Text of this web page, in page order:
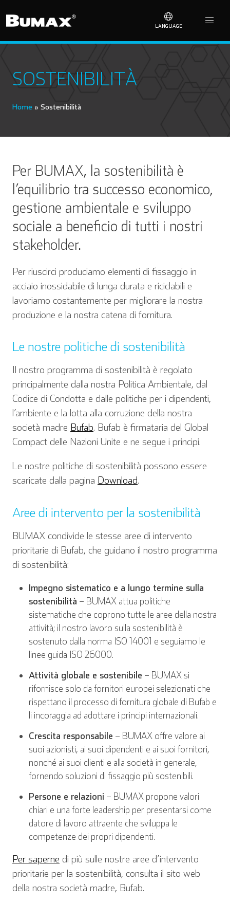
LANGUAGE
SOSTENIBILITÀ
Home » Sostenibilità
Per BUMAX, la sostenibilità è
l’equilibrio tra successo economico,
gestione ambientale e sviluppo
sociale a beneficio di tutti i nostri
stakeholder.
Per riuscirci produciamo elementi di fissaggio in
acciaio inossidabile di lunga durata e riciclabili e
lavoriamo costantemente per migliorare la nostra
produzione e la nostra catena di fornitura.
Le nostre politiche di sostenibilità
Il nostro programma di sostenibilità è regolato
principalmente dalla nostra Politica Ambientale, dal
Codice di Condotta e dalle politiche per i dipendenti,
l’ambiente e la lotta alla corruzione della nostra
società madre Bufab. Bufab è firmataria del Global
Compact delle Nazioni Unite e ne segue i principi.
Le nostre politiche di sostenibilità possono essere
scaricate dalla pagina Download.
Aree di intervento per la sostenibilità
BUMAX condivide le stesse aree di intervento
prioritarie di Bufab, che guidano il nostro programma
di sostenibilità:
Impegno sistematico e a lungo termine sulla
sostenibilità – BUMAX attua politiche
sistematiche che coprono tutte le aree della nostra
attività; il nostro lavoro sulla sostenibilità è
sostenuto dalla norma ISO 14001 e seguiamo le
linee guida ISO 26000.
Attività globale e sostenibile – BUMAX si
rifornisce solo da fornitori europei selezionati che
rispettano il processo di fornitura globale di Bufab e
li incoraggia ad adottare i principi internazionali.
Crescita responsabile – BUMAX offre valore ai
suoi azionisti, ai suoi dipendenti e ai suoi fornitori,
nonché ai suoi clienti e alla società in generale,
fornendo soluzioni di fissaggio più sostenibili.
Persone e relazioni – BUMAX propone valori
chiari e una forte leadership per presentarsi come
datore di lavoro attraente che sviluppa le
competenze dei propri dipendenti.
Per saperne di più sulle nostre aree d’intervento
prioritarie per la sostenibilità, consulta il sito web
della nostra società madre, Bufab.